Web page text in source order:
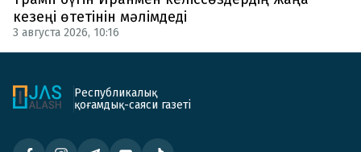
кезеңі өтетінін мәлімдеді
3 августа 2026, 10:16
Республикалық
қоғамдық-саяси газеті